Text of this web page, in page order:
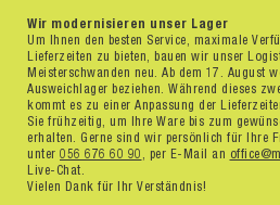
Wir modernisieren unser Lager
Um Ihnen den besten Service, maximale
Lieferzeiten zu bieten, bauen wir unser
Meisterschwanden neu. Ab dem 17. August
Ausweichlager beziehen. Während dieses
kommt es zu einer Anpassung der
Sie frühzeitig, um Ihre Ware bis zum
erhalten. Gerne sind wir persönlich für Ihre
unter 056 676 60 90 , per E-Mail an
Live-Chat.
Vielen Dank für Ihr Verständnis!